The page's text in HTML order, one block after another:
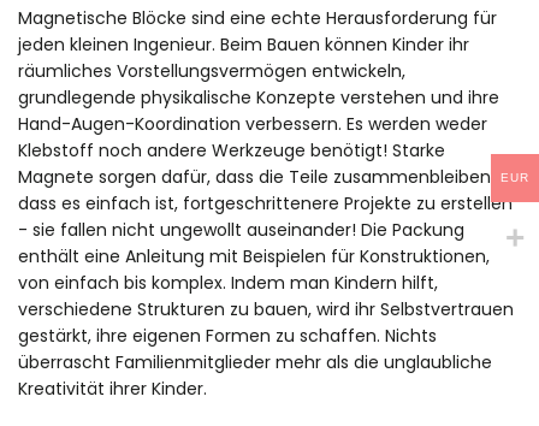
Bestellungen über 100€.
Magnetische Blöcke sind eine echte Herausforderung für
jeden kleinen Ingenieur. Beim Bauen können Kinder ihr
räumliches Vorstellungsvermögen entwickeln,
grundlegende physikalische Konzepte verstehen und ihre
Hand-Augen-Koordination verbessern. Es werden weder
Klebstoff noch andere Werkzeuge benötigt! Starke
Magnete sorgen dafür, dass die Teile zusammenbleiben, so
dass es einfach ist, fortgeschrittenere Projekte zu erstellen
- sie fallen nicht ungewollt auseinander! Die Packung
enthält eine Anleitung mit Beispielen für Konstruktionen,
von einfach bis komplex. Indem man Kindern hilft,
verschiedene Strukturen zu bauen, wird ihr Selbstvertrauen
gestärkt, ihre eigenen Formen zu schaffen. Nichts
überrascht Familienmitglieder mehr als die unglaubliche
Kreativität ihrer Kinder.
EUR